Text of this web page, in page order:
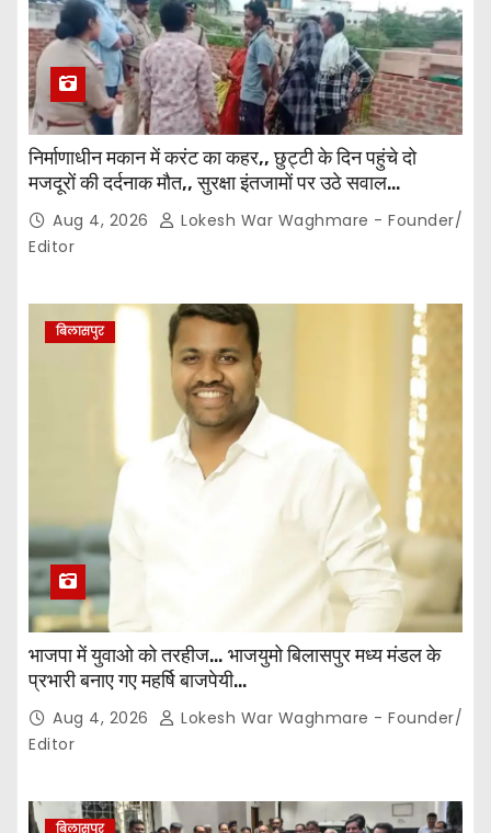
निर्माणाधीन मकान में करंट का कहर,, छुट्टी के दिन पहुंचे दो
मजदूरों की दर्दनाक मौत,, सुरक्षा इंतजामों पर उठे सवाल…
Aug 4, 2026
Lokesh War Waghmare - Founder/
Editor
बिलासपुर
भाजपा में युवाओ को तरहीज… भाजयुमो बिलासपुर मध्य मंडल के
प्रभारी बनाए गए महर्षि बाजपेयी…
Aug 4, 2026
Lokesh War Waghmare - Founder/
Editor
बिलासपुर